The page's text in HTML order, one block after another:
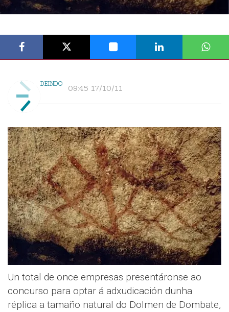
DEINDO 09:45 17/10/11
Un total de once empresas presentáronse ao
concurso para optar á adxudicación dunha
réplica a tamaño natural do Dolmen de Dombate,